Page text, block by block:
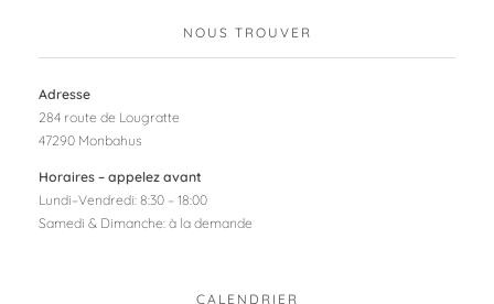
NOUS TROUVER
Adresse
284 route de Lougratte
47290 Monbahus
Horaires – appelez avant
Lundi–Vendredi: 8:30 – 18:00
Samedi & Dimanche: à la demande
CALENDRIER